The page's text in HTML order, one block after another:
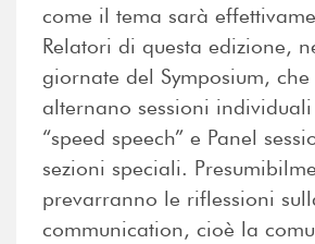
come il tema sarà
Relatori di questa edizione,
giornate del Symposium,
alternano sessioni
“speed speech” e Panel
sezioni speciali.
prevarranno le riflessioni
communication, cioè la